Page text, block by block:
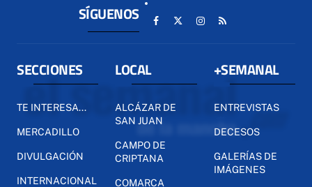
SÍGUENOS
SECCIONES
TE INTERESA...
MERCADILLO
DIVULGACIÓN
INTERNACIONAL
LOCAL
ALCÁZAR DE
SAN JUAN
CAMPO DE
CRIPTANA
COMARCA
+SEMANAL
ENTREVISTAS
DECESOS
GALERÍAS DE
IMÁGENES